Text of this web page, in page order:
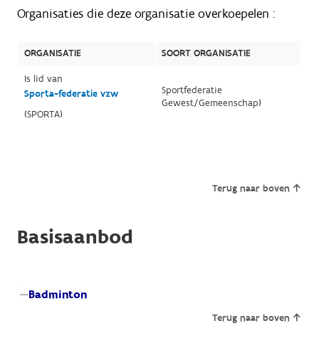
Organisaties die deze organisatie overkoepelen :
ORGANISATIE
SOORT ORGANISATIE
Is lid van
Sporta-federatie vzw
(SPORTA)
Sportfederatie
Gewest/Gemeenschap)
Terug naar boven
Basisaanbod
Badminton
Terug naar boven